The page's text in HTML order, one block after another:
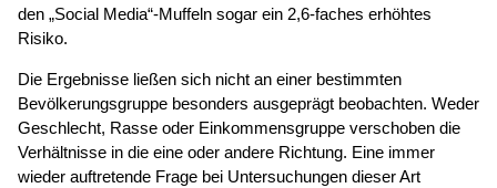
den „Social Media“-Muffeln sogar ein 2,6-faches erhöhtes
Risiko.
Die Ergebnisse ließen sich nicht an einer bestimmten
Bevölkerungsgruppe besonders ausgeprägt beobachten. Weder
Geschlecht, Rasse oder Einkommensgruppe verschoben die
Verhältnisse in die eine oder andere Richtung. Eine immer
wieder auftretende Frage bei Untersuchungen dieser Art